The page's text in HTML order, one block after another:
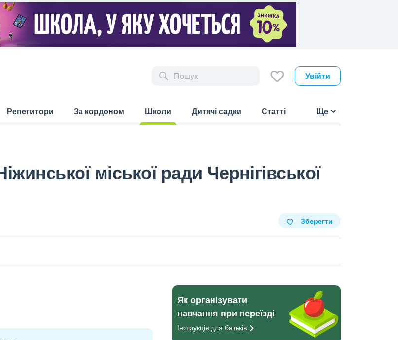
Увійти
Репетитори За кордоном
Школи
Дитячі садки Статті Ще
міської ради Чернігівської
Зберегти
Як організувати
навчання при переїзді
Інструкція для батьків